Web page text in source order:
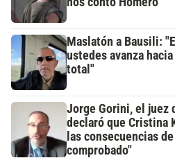
Maslatón a Bausili:
ustedes avanza
total"
Jorge Gorini, el juez
declaró que Cristina
las consecuencias
comprobado"